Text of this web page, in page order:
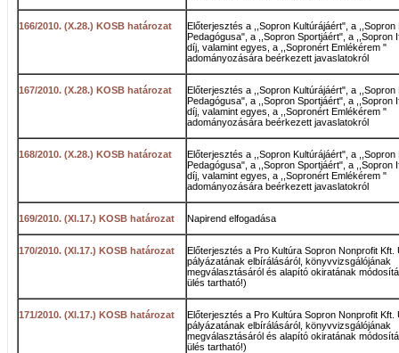
166/2010. (X.28.) KOSB határozat
Előterjesztés a ,,Sopron Kultúrájáért", a ,,Sopron
Pedagógusa", a ,,Sopron Sportjáért", a ,,Sopron
díj, valamint egyes, a ,,Sopronért Emlékérem "
adományozására beérkezett javaslatokról
167/2010. (X.28.) KOSB határozat
Előterjesztés a ,,Sopron Kultúrájáért", a ,,Sopron
Pedagógusa", a ,,Sopron Sportjáért", a ,,Sopron
díj, valamint egyes, a ,,Sopronért Emlékérem "
adományozására beérkezett javaslatokról
168/2010. (X.28.) KOSB határozat
Előterjesztés a ,,Sopron Kultúrájáért", a ,,Sopron
Pedagógusa", a ,,Sopron Sportjáért", a ,,Sopron
díj, valamint egyes, a ,,Sopronért Emlékérem "
adományozására beérkezett javaslatokról
169/2010. (XI.17.) KOSB határozat Napirend elfogadása
170/2010. (XI.17.) KOSB határozat
Előterjesztés a Pro Kultúra Sopron Nonprofit Kft.
pályázatának elbírálásáról, könyvvizsgálójának
megválasztásáról és alapító okiratának
ülés tartható!)
171/2010. (XI.17.) KOSB határozat
Előterjesztés a Pro Kultúra Sopron Nonprofit Kft.
pályázatának elbírálásáról, könyvvizsgálójának
megválasztásáról és alapító okiratának
ülés tartható!)